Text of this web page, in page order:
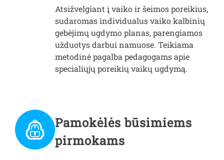
Atsižvelgiant į vaiko ir šeimos poreikius,
sudaromas individualus vaiko kalbinių
gebėjimų ugdymo planas, parengiamos
užduotys darbui namuose. Teikiama
metodinė pagalba pedagogams apie
specialiųjų poreikių vaikų ugdymą.
Pamokėlės būsimiems
pirmokams